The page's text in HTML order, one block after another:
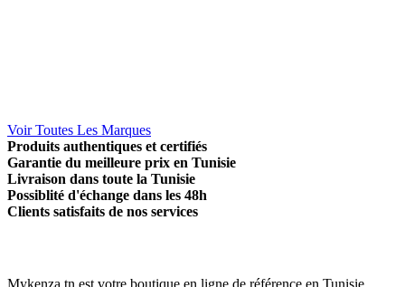
Voir Toutes Les Marques
Produits authentiques et certifiés
Garantie du meilleure prix en Tunisie
Livraison dans toute la Tunisie
Possiblité d'échange dans les 48h
Clients satisfaits de nos services
Mykenza.tn est votre boutique en ligne de référence en Tunisie.